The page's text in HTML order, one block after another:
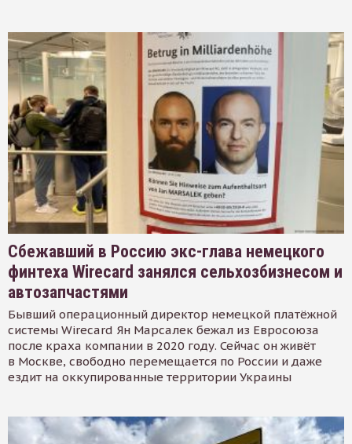
Сбежавший в Россию экс-глава немецкого
финтеха Wirecard занялся сельхозбизнесом и
автозапчастями
Бывший операционный директор немецкой платёжной
системы Wirecard Ян Марсалек бежал из Евросоюза
после краха компании в 2020 году. Сейчас он живёт
в Москве, свободно перемещается по России и даже
ездит на оккупированные территории Украины